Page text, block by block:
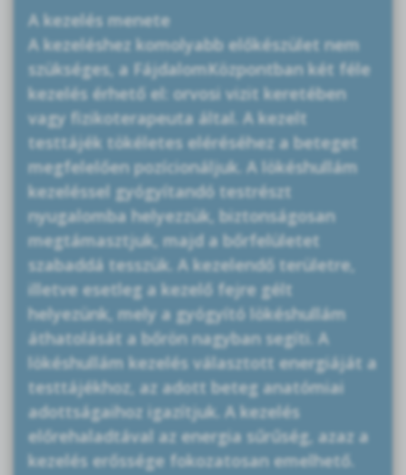
A kezelés menete
A kezeléshez komolyabb előkészület nem
szükséges, a FájdalomKözpontban két féle
kezelés érhető el: orvosi vizit keretében
vagy fizikoterapeuta által. A kezelt
testtájék tökéletes eléréséhez a beteget
megfelelően pozícionáljuk. A lökéshullám
kezeléssel gyógyítandó testrészt
nyugalomba helyezzük, biztonságosan
megtámasztjuk, majd a bőrfelületet
szabaddá tesszük. A kezelendő területre,
illetve esetleg a kezelő fejre gélt
helyezünk, mely a gyógyító lökéshullám
áthatolását a bőrön nagyban segíti. A
lökéshullám kezelés választott energiáját a
testtájékhoz, az adott beteg anatómiai
adottságaihoz igazítjuk. A kezelés
előrehaladtával az energia sűrűség, azaz a
kezelés erőssége fokozatosan emelhető.